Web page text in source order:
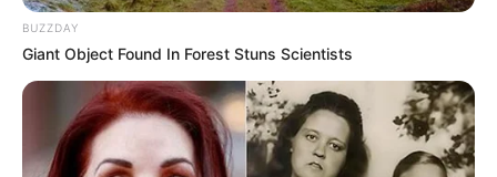
BUZZDAY
Giant Object Found In Forest Stuns Scientists